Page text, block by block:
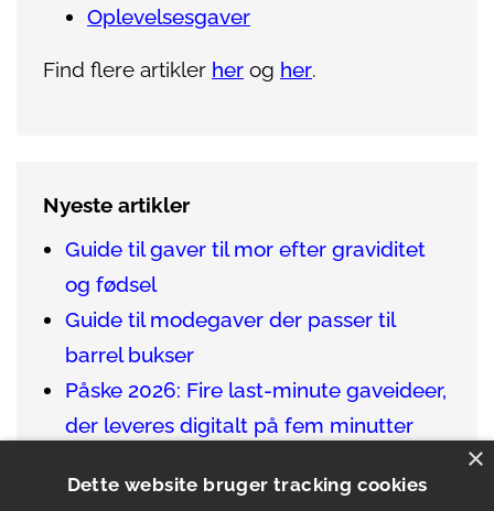
Oplevelsesgaver
Find flere artikler her og her.
Nyeste artikler
Guide til gaver til mor efter graviditet
og fødsel
Guide til modegaver der passer til
barrel bukser
Påske 2026: Fire last-minute gaveideer,
der leveres digitalt på fem minutter
vinentusiast
Dette website bruger tracking cookies
×